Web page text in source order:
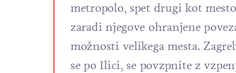
metropolo, spet drugi kot
zaradi njegove ohranjene
možnosti velikega mesta.
se po Ilici, se povzpnite z